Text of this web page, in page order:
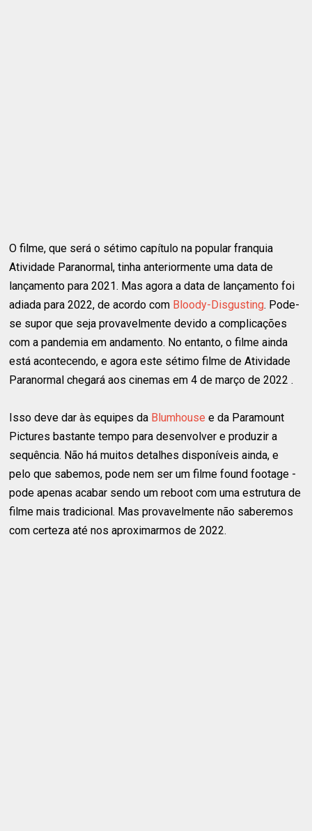
O filme, que será o sétimo capítulo na popular franquia
Atividade Paranormal, tinha anteriormente uma data de
lançamento para 2021. Mas agora a data de lançamento foi
adiada para 2022, de acordo com Bloody-Disgusting. Pode-
se supor que seja provavelmente devido a complicações
com a pandemia em andamento. No entanto, o filme ainda
está acontecendo, e agora este sétimo filme de Atividade
Paranormal chegará aos cinemas em 4 de março de 2022 .
Isso deve dar às equipes da Blumhouse e da Paramount
Pictures bastante tempo para desenvolver e produzir a
sequência. Não há muitos detalhes disponíveis ainda, e
pelo que sabemos, pode nem ser um filme found footage -
pode apenas acabar sendo um reboot com uma estrutura de
filme mais tradicional. Mas provavelmente não saberemos
com certeza até nos aproximarmos de 2022.